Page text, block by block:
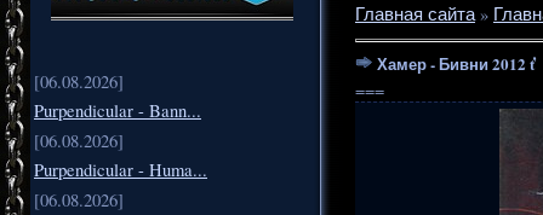
[06.08.2026]
Purpendicular - Bann...
[06.08.2026]
Purpendicular - Huma...
[06.08.2026]
Главная сайта»
Хамер - Бивни 2012 ť
===